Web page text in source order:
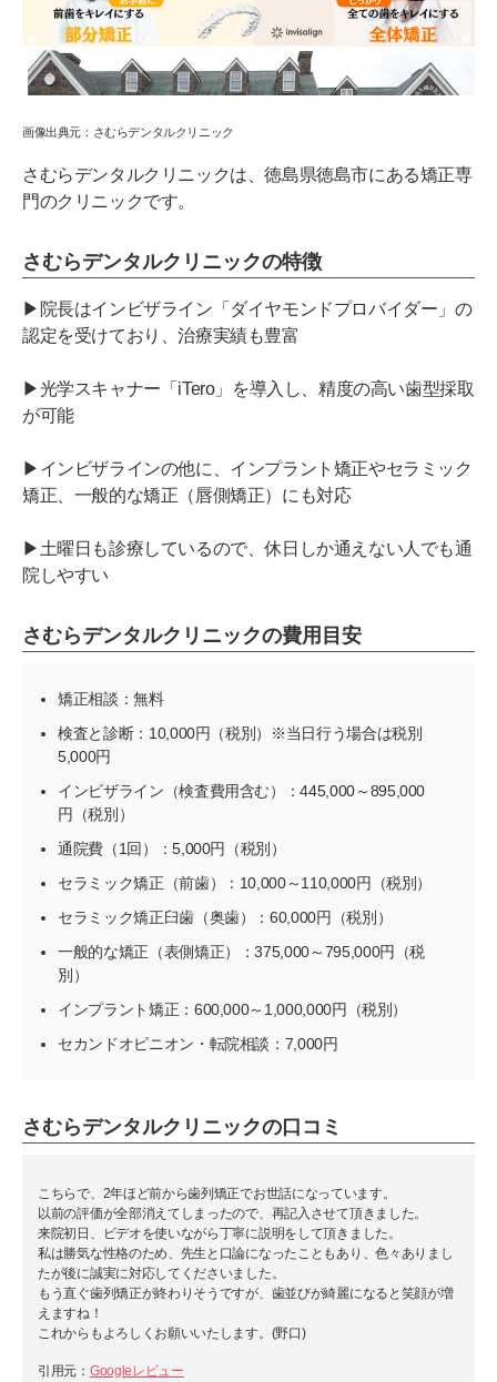
画像出典元：さむらデンタルクリニック
さむらデンタルクリニックは、徳島県徳島市にある矯正専
門のクリニックです。
さむらデンタルクリニックの特徴
▶院長はインビザライン「ダイヤモンドプロバイダー」の
認定を受けており、治療実績も豊富
▶光学スキャナー「iTero」を導入し、精度の高い歯型採取
が可能
▶インビザラインの他に、インプラント矯正やセラミック
矯正、一般的な矯正（唇側矯正）にも対応
▶土曜日も診療しているので、休日しか通えない人でも通
院しやすい
さむらデンタルクリニックの費用目安
矯正相談：無料
検査と診断：10,000円（税別）※当日行う場合は税別
5,000円
インビザライン（検査費用含む）：445,000～895,000
円（税別）
通院費（1回）：5,000円（税別）
セラミック矯正（前歯）：10,000～110,000円（税別）
セラミック矯正臼歯（奥歯）：60,000円（税別）
一般的な矯正（表側矯正）：375,000～795,000円（税
別）
インプラント矯正：600,000～1,000,000円（税別）
セカンドオピニオン・転院相談：7,000円
さむらデンタルクリニックの口コミ
こちらで、2年ほど前から歯列矯正でお世話になっています。
以前の評価が全部消えてしまったので、再記入させて頂きました。
来院初日、ビデオを使いながら丁寧に説明をして頂きました。
私は勝気な性格のため、先生と口論になったこともあり、色々ありまし
たが後に誠実に対応してくださいました。
もう直ぐ歯列矯正が終わりそうですが、歯並びが綺麗になると笑顔が増
えますね！
これからもよろしくお願いいたします。(野口)
引用元： Googleレビュー